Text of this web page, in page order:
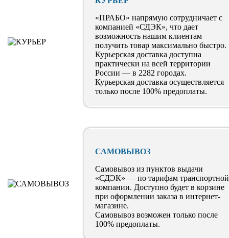
«ПРАБО» напрямую сотрудничает с
компанией «СДЭК», что дает
возможность нашим клиентам
получить товар максимально быстро.
Курьерская доставка доступна
практически на всей территории
России — в 2282 городах.
Курьерская доставка осуществляется
только после 100% предоплаты.
САМОВЫВОЗ
Самовывоз из пунктов выдачи
«СДЭК» — по тарифам транспортной
компании. Доступно будет в корзине
при оформлении заказа в интернет-
магазине.
Самовывоз возможен только после
100% предоплаты.